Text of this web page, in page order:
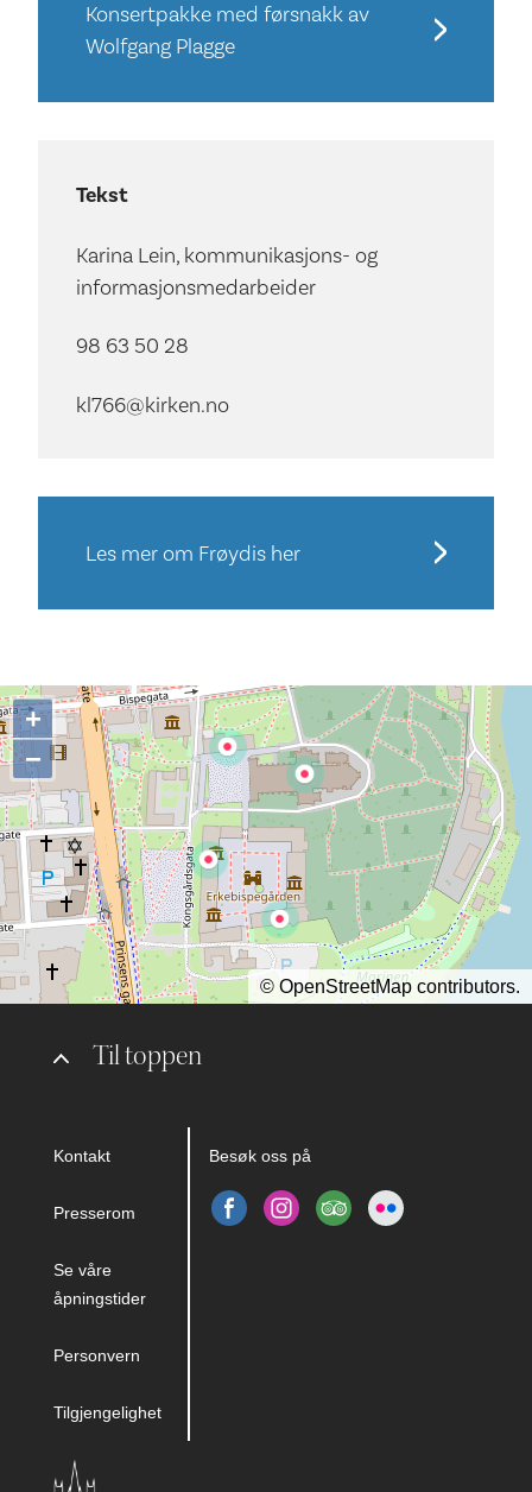
Konsertpakke med førsnakk av
Wolfgang Plagge
Tekst
Karina Lein, kommunikasjons- og
informasjonsmedarbeider
98 63 50 28
kl766@kirken.no
Les mer om Frøydis her
Til toppen
Kontakt
Presserom
Se våre
åpningstider
Personvern
Tilgjengelighet
Besøk oss på
+
−
© OpenStreetMap contributors.